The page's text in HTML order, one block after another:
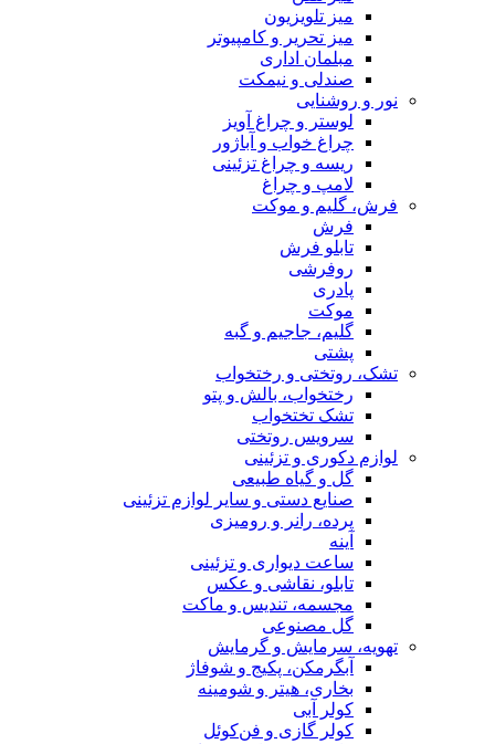
میز تلویزیون
میز تحریر و کامپیوتر
مبلمان اداری
صندلی و نیمکت
نور و روشنایی
لوستر و چراغ آویز
چراغ خواب و آباژور
ریسه و چراغ تزئینی
لامپ و چراغ
فرش، گلیم و موکت
فرش
تابلو فرش
روفرشی
پادری
موکت
گلیم، جاجیم و گبه
پشتی
تشک، روتختی و رختخواب
رختخواب، بالش و پتو
تشک تختخواب
سرویس روتختی
لوازم دکوری و تزئینی
گل و گیاه طبیعی
صنایع دستی و سایر لوازم تزئینی
پرده، رانر و رومیزی
آینه
ساعت دیواری و تزئینی
تابلو، نقاشی و عکس
مجسمه، تندیس و ماکت
گل مصنوعی
تهویه، سرمایش و گرمایش
آبگرمکن، پکیج و شوفاژ
بخاری، هیتر و شومینه
کولر آبی
کولر گازی و فن‌کوئل